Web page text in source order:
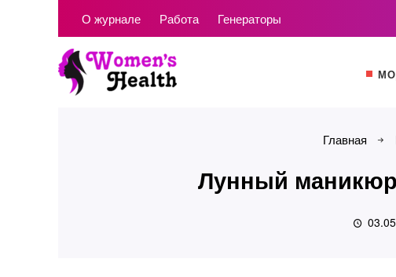
О журнале Работа Генераторы
Главная
Лунный